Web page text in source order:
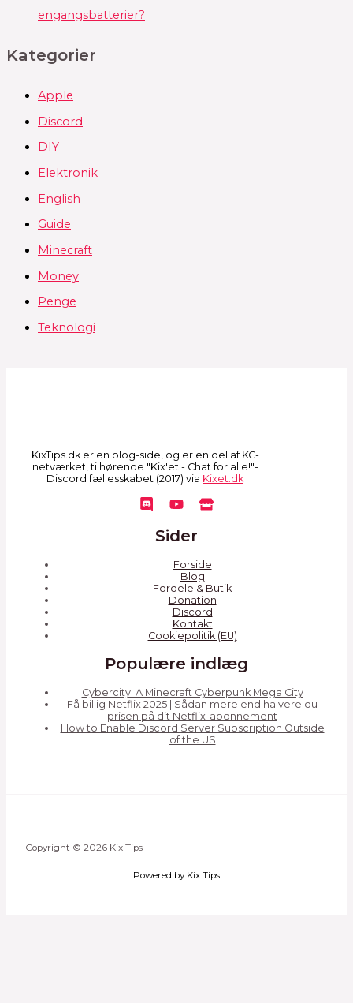
engangsbatterier?
Kategorier
Apple
Discord
DIY
Elektronik
English
Guide
Minecraft
Money
Penge
Teknologi
KixTips.dk er en blog-side, og er en del af KC-
netværket, tilhørende "Kix'et - Chat for alle!"-
Discord fællesskabet (2017) via Kixet.dk
Sider
Forside
Blog
Fordele & Butik
Donation
Discord
Kontakt
Cookiepolitik (EU)
Populære indlæg
Cybercity: A Minecraft Cyberpunk Mega City
Få billig Netflix 2025 | Sådan mere end halvere du
prisen på dit Netflix-abonnement
How to Enable Discord Server Subscription Outside
of the US
Copyright © 2026 Kix Tips
Powered by Kix Tips